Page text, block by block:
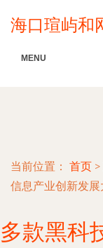
海口瑄屿和
MENU
当前位置： 首页 >
信息产业创新发
多款黑科